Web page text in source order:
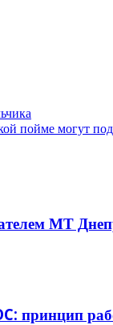
пойме могут
МТ
принцип